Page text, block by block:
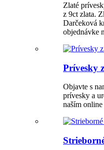
Zlaté
z 9ct zlata.
Darčeková
objednávke
Prívesky
Objavte s
prívesky a
naším